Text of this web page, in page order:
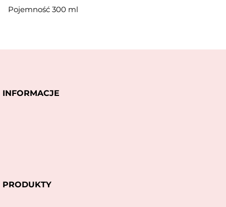
Pojemność 300 ml
INFORMACJE
PRODUKTY